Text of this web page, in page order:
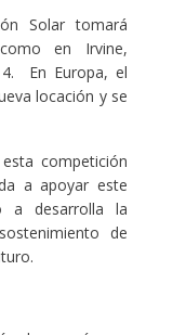
Solar tomará
en Irvine,
En Europa, el
locación y se
competición
a apoyar este
a desarrolla la
de